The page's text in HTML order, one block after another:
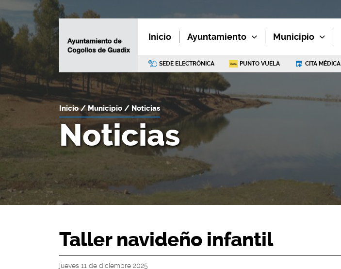
Inicio Ayuntamiento Municipio
SEDE ELECTRÓNICA PUNTO VUELA CITA MÉDICA
Noticias
Inicio Municipio Noticias
Taller navideño infantil
jueves 11 de diciembre 2025